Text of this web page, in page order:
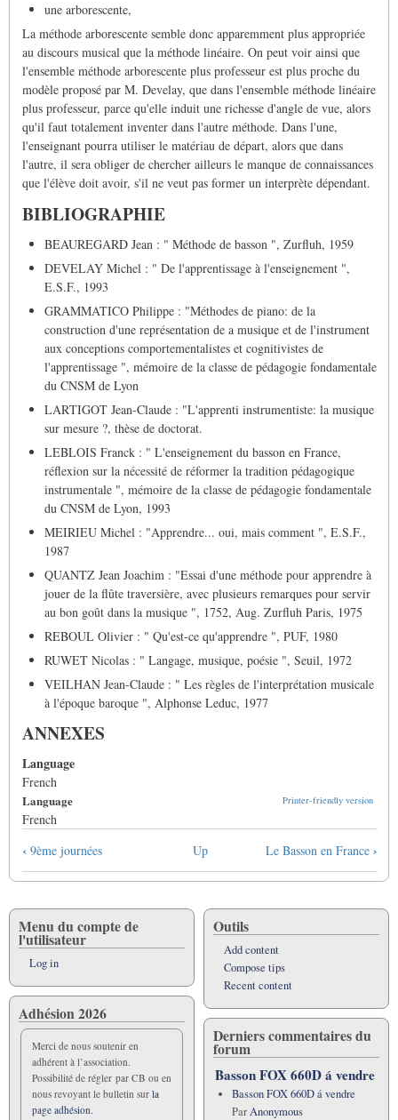
une arborescente,
La méthode arborescente semble donc apparemment plus appropriée
au discours musical que la méthode linéaire. On peut voir ainsi que
l'ensemble méthode arborescente plus professeur est plus proche du
modèle proposé par M. Develay, que dans l'ensemble méthode linéaire
plus professeur, parce qu'elle induit une richesse d'angle de vue, alors
qu'il faut totalement inventer dans l'autre méthode. Dans l'une,
l'enseignant pourra utiliser le matériau de départ, alors que dans
l'autre, il sera obliger de chercher ailleurs le manque de connaissances
que l'élève doit avoir, s'il ne veut pas former un interprète dépendant.
BIBLIOGRAPHIE
BEAUREGARD Jean : " Méthode de basson ", Zurfluh, 1959
DEVELAY Michel : " De l'apprentissage à l'enseignement ",
E.S.F., 1993
GRAMMATICO Philippe : "Méthodes de piano: de la
construction d'une représentation de a musique et de l'instrument
aux conceptions comportementalistes et cognitivistes de
l'apprentissage ", mémoire de la classe de pédagogie fondamentale
du CNSM de Lyon
LARTIGOT Jean-Claude : "L'apprenti instrumentiste: la musique
sur mesure ?, thèse de doctorat.
LEBLOIS Franck : " L'enseignement du basson en France,
réflexion sur la nécessité de réformer la tradition pédagogique
instrumentale ", mémoire de la classe de pédagogie fondamentale
du CNSM de Lyon, 1993
MEIRIEU Michel : "Apprendre... oui, mais comment ", E.S.F.,
1987
QUANTZ Jean Joachim : "Essai d'une méthode pour apprendre à
jouer de la flûte traversière, avec plusieurs remarques pour servir
au bon goût dans la musique ", 1752, Aug. Zurfluh Paris, 1975
REBOUL Olivier : " Qu'est-ce qu'apprendre ", PUF, 1980
RUWET Nicolas : " Langage, musique, poésie ", Seuil, 1972
VEILHAN Jean-Claude : " Les règles de l'interprétation musicale
à l'époque baroque ", Alphonse Leduc, 1977
ANNEXES
Language
French
Printer-friendly version
Language
French
Book
traversal
links
for
L'enseignement
du
basson
:
Quelles
méthodes
pour
quel
type
d'apprentissage
‹ 9ème journées Up Le Basson en France ›
Menu du compte de
l'utilisateur
Log in
Adhésion 2026
Merci de nous soutenir en
adhérent à l’association.
Possibilité de régler par CB ou en
nous revoyant le bulletin sur la
page adhésion.
Outils
Add content
Compose tips
Recent content
Derniers commentaires du
forum
Basson FOX 660D á vendre
Basson FOX 660D á vendre
ParAnonymous